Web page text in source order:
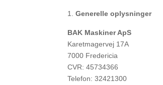
Generelle oplysninger
BAK Maskiner ApS
Karetmagervej 17A
7000 Fredericia
CVR: 45734366
Telefon: 32421300